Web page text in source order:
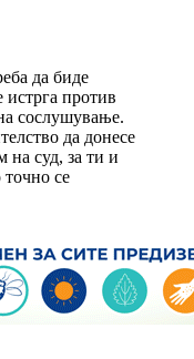
да биде
против
сослушување.
да донесе
на суд, за ти и
точно се